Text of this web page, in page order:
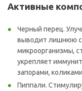
Активные
Черный перец.
выводит лишнюю
микроорганизмы,
укрепляет
запорами,
Пиппали.